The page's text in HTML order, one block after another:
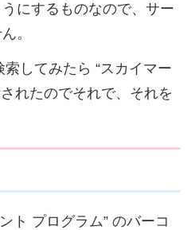
にするものなので、サー
。
索してみたら “スカイマー
れたのでそれで、それを
ト プログラム” のバーコ